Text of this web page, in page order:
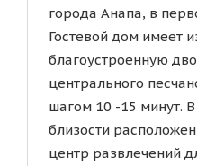
города Анапа, в
Гостевой дом имеет
благоустроенную
центрального
шагом 10 -15 минут.
близости
центр развлечений